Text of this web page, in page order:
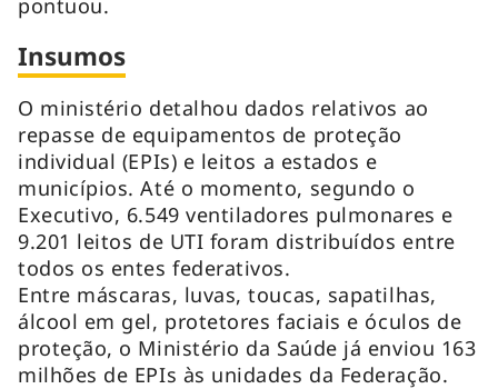
Insumos
O ministério detalhou dados relativos ao
repasse de equipamentos de proteção
individual (EPIs) e leitos a estados e
municípios. Até o momento, segundo o
Executivo, 6.549 ventiladores pulmonares e
9.201 leitos de UTI foram distribuídos entre
todos os entes federativos.
Entre máscaras, luvas, toucas, sapatilhas,
álcool em gel, protetores faciais e óculos de
proteção, o Ministério da Saúde já enviou 163
milhões de EPIs às unidades da Federação.